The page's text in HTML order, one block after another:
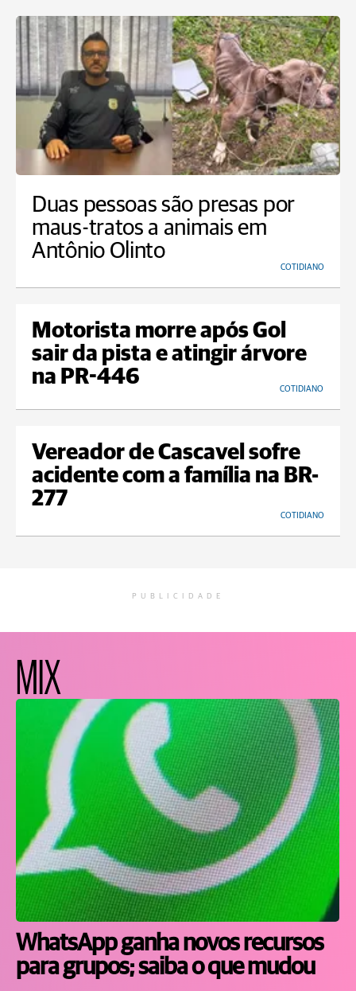
Duas pessoas são presas por
maus-tratos a animais em
Antônio Olinto
COTIDIANO
Motorista morre após Gol
sair da pista e atingir árvore
na PR-446
COTIDIANO
Vereador de Cascavel sofre
acidente com a família na BR-
277
COTIDIANO
PUBLICIDADE
MIX
WhatsApp ganha novos recursos
para grupos; saiba o que mudou